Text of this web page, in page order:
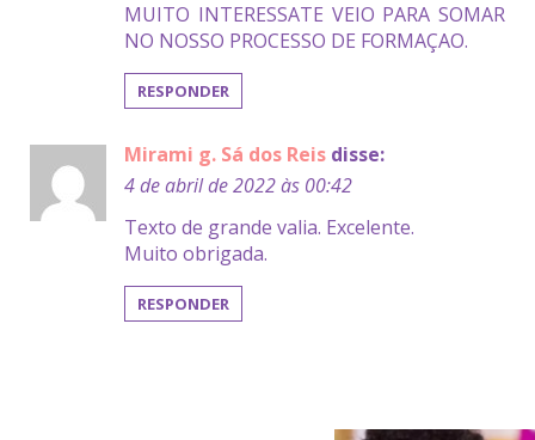
MUITO INTERESSATE VEIO PARA SOMAR
NO NOSSO PROCESSO DE FORMAÇAO.
RESPONDER
Mirami g. Sá dos Reis disse:
4 de abril de 2022 às 00:42
Texto de grande valia. Excelente.
Muito obrigada.
RESPONDER